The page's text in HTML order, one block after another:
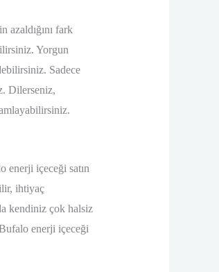
fark
Yorgun
Sadece
Dilerseniz,
enerji içeceği satın
ihtiyaç
kendiniz çok halsiz
enerji içeceği